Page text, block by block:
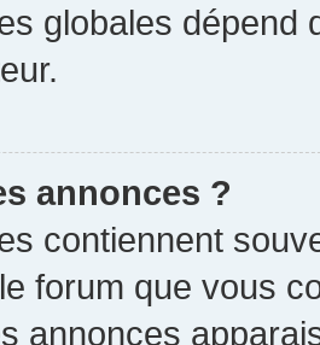
globales dépend
annonces ?
contiennent
forum que vous
annonces